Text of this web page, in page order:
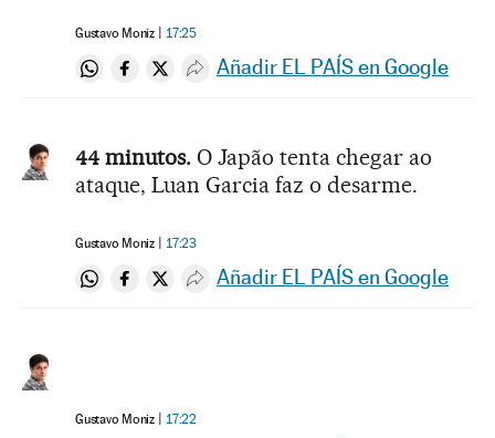
Gustavo Moniz 17:25
Compartir en Whatsapp
Compartir en Facebook
Compartir en Twitter
Desplegar Redes Sociales
Añadir EL PAÍS en Google
44 minutos. O Japão tenta chegar ao
ataque, Luan Garcia faz o desarme.
Gustavo Moniz 17:23
Compartir en Whatsapp
Compartir en Facebook
Compartir en Twitter
Desplegar Redes Sociales
Añadir EL PAÍS en Google
Gustavo Moniz 17:22